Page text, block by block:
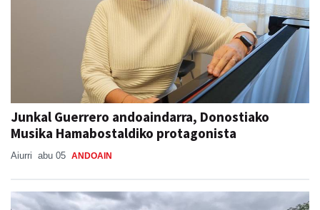
Junkal Guerrero andoaindarra, Donostiako
Musika Hamabostaldiko protagonista
Aiurri abu 05 ANDOAIN